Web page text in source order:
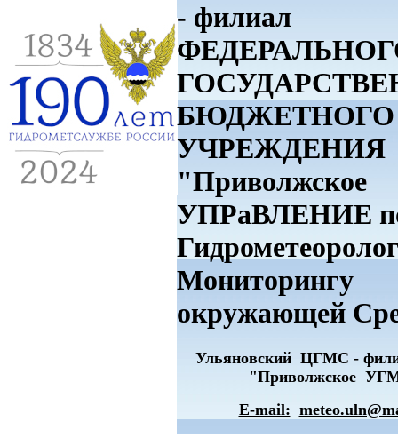
- филиал
БЮДЖЕТНОГО
УЧРЕЖДЕНИЯ
"Приволжское
УПРаВЛЕНИЕ
Мониторингу
окружающей
Ульяновский ЦГМС -
"Приволжское
E-mail: